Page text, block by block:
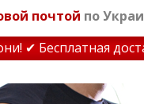
почтой по
Бесплатная